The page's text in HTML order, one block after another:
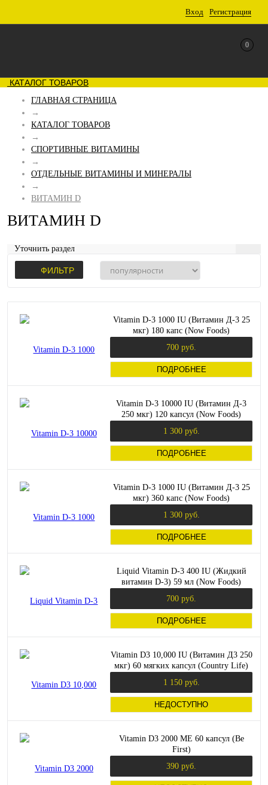
Вход Регистрация
0
КАТАЛОГ ТОВАРОВ
ГЛАВНАЯ СТРАНИЦА
→
КАТАЛОГ ТОВАРОВ
→
СПОРТИВНЫЕ ВИТАМИНЫ
→
ОТДЕЛЬНЫЕ ВИТАМИНЫ И МИНЕРАЛЫ
→
ВИТАМИН D
ВИТАМИН D
Уточнить раздел
ФИЛЬТР
Vitamin D-3 1000 IU (Витамин Д-3 25
мкг) 180 капс (Now Foods)
700 руб.
ПОДРОБНЕЕ
Vitamin D-3 10000 IU (Витамин Д-3
250 мкг) 120 капсул (Now Foods)
1 300 руб.
ПОДРОБНЕЕ
Vitamin D-3 1000 IU (Витамин Д-3 25
мкг) 360 капс (Now Foods)
1 300 руб.
ПОДРОБНЕЕ
Liquid Vitamin D-3 400 IU (Жидкий
витамин D-3) 59 мл (Now Foods)
700 руб.
ПОДРОБНЕЕ
Vitamin D3 10,000 IU (Витамин Д3 250
мкг) 60 мягких капсул (Country Life)
1 150 руб.
НЕДОСТУПНО
Vitamin D3 2000 МЕ 60 капсул (Be
First)
390 руб.